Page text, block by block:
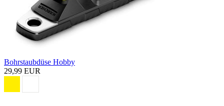
Bohrstaubdüse Hobby
29,99 EUR